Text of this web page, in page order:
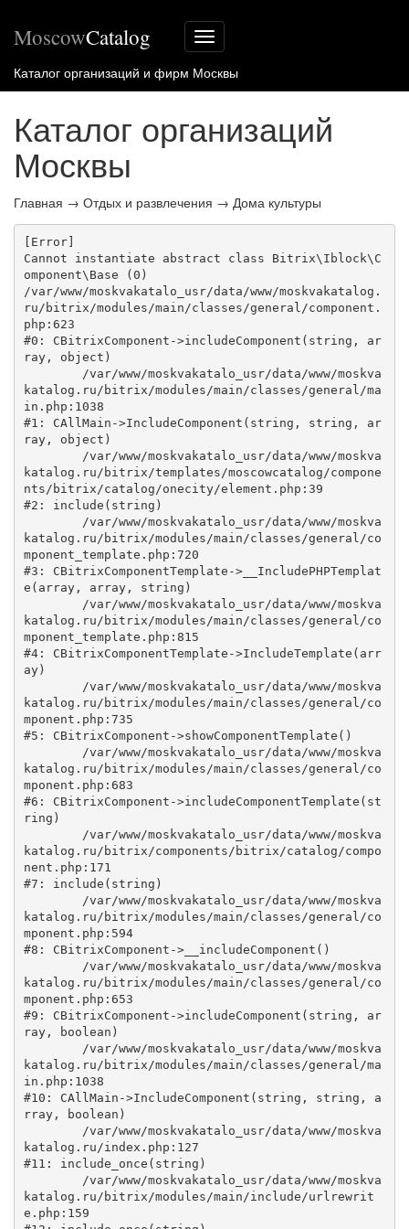
Меню
сайта
MoscowCatalog
Каталог организаций и фирм Москвы
Каталог организаций
Москвы
Главная → Отдых и развлечения → Дома культуры
[Error]
Cannot instantiate abstract class Bitrix\Iblock\C
omponent\Base (0)
/var/www/moskvakatalo_usr/data/www/moskvakatalog.
ru/bitrix/modules/main/classes/general/component.
php:623
#0: CBitrixComponent->includeComponent(string, ar
ray, object)
katalog.ru/bitrix/modules/main/classes/general/ma
in.php:1038
#1: CAllMain->IncludeComponent(string, string, ar
ray, object)
katalog.ru/bitrix/templates/moscowcatalog/compone
nts/bitrix/catalog/onecity/element.php:39
#2: include(string)
katalog.ru/bitrix/modules/main/classes/general/co
mponent_template.php:720
#3: CBitrixComponentTemplate->__IncludePHPTemplat
e(array, array, string)
katalog.ru/bitrix/modules/main/classes/general/co
mponent_template.php:815
#4: CBitrixComponentTemplate->IncludeTemplate(arr
ay)
katalog.ru/bitrix/modules/main/classes/general/co
mponent.php:735
#5: CBitrixComponent->showComponentTemplate()
katalog.ru/bitrix/modules/main/classes/general/co
mponent.php:683
#6: CBitrixComponent->includeComponentTemplate(st
ring)
katalog.ru/bitrix/components/bitrix/catalog/compo
nent.php:171
#7: include(string)
katalog.ru/bitrix/modules/main/classes/general/co
mponent.php:594
#8: CBitrixComponent->__includeComponent()
katalog.ru/bitrix/modules/main/classes/general/co
mponent.php:653
#9: CBitrixComponent->includeComponent(string, ar
ray, boolean)
katalog.ru/bitrix/modules/main/classes/general/ma
in.php:1038
#10: CAllMain->IncludeComponent(string, string, a
rray, boolean)
katalog.ru/index.php:127
#11: include_once(string)
katalog.ru/bitrix/modules/main/include/urlrewrit
e.php:159